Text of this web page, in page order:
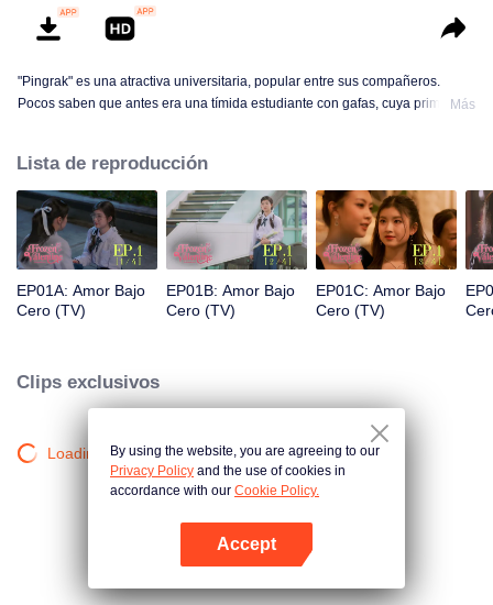
"Pingrak" es una atractiva universitaria, popular entre sus compañeros.
Pocos saben que antes era una tímida estudiante con gafas, cuya primera
la fría". En cuanto a P'Charm, no tiene idea de que esta belleza es la misma
chica con gafas que solía seguirla. ¿Qué pensaría si supiera que esta joven
alguna vez estuvo locamente enamorada de ella?
Más
Lista de reproducción
EP01A: Amor Bajo
Cero (TV)
EP01B: Amor Bajo
Cero (TV)
EP01C: Amor Bajo
Cero (TV)
Clips exclusivos
Loading…By using the website, you are agreeing to our
Privacy Policy and the use of cookies in
accordance with our Cookie Policy.
Accept